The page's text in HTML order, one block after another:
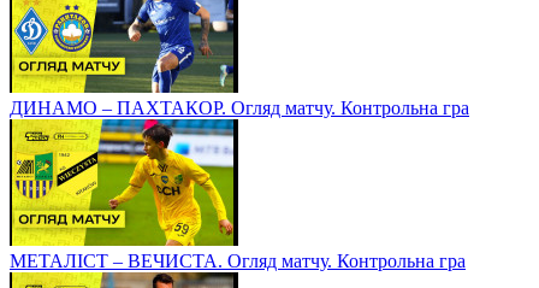
ДИНАМО – ПАХТАКОР. Огляд матчу. Контрольна гра
МЕТАЛІСТ – ВЕЧИСТА. Огляд матчу. Контрольна гра